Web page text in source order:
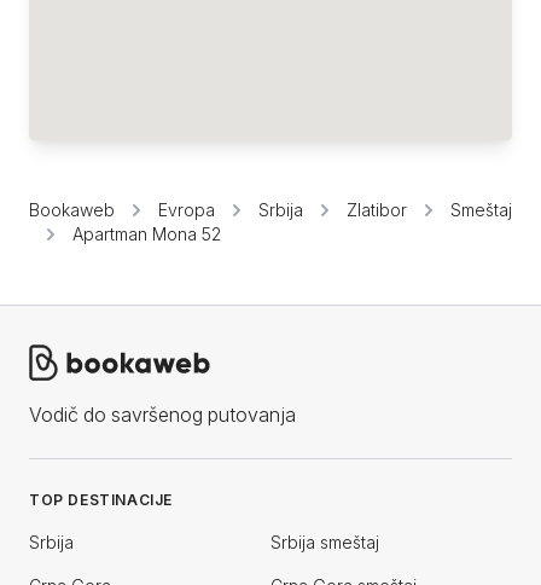
Bookaweb Evropa Srbija Zlatibor
Smeštaj
Apartman Mona 52
Vodič do savršenog putovanja
TOP DESTINACIJE
Srbija Srbija smeštaj